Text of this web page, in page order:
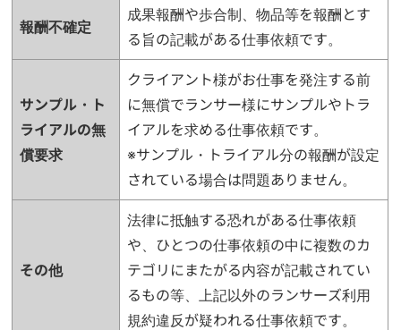
報酬不確定
成果報酬や歩合制、物品等を報酬とす
る旨の記載がある仕事依頼です。
サンプル・ト
ライアルの無
償要求
クライアント様がお仕事を発注する前
に無償でランサー様にサンプルやトラ
イアルを求める仕事依頼です。
※サンプル・トライアル分の報酬が設定
されている場合は問題ありません。
その他
法律に抵触する恐れがある仕事依頼
や、ひとつの仕事依頼の中に複数のカ
テゴリにまたがる内容が記載されてい
るもの等、上記以外のランサーズ利用
規約違反が疑われる仕事依頼です。